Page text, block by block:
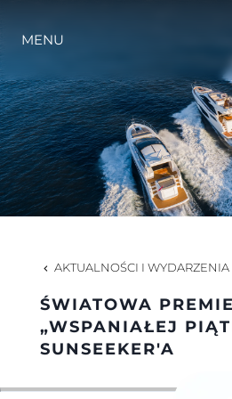
STYL
WYCEŃ
MENU
AKTUALNOŚCI I WYDARZENIA
ŚWIATOWA
„WSPANIAŁEJ
SUNSEEKER'A